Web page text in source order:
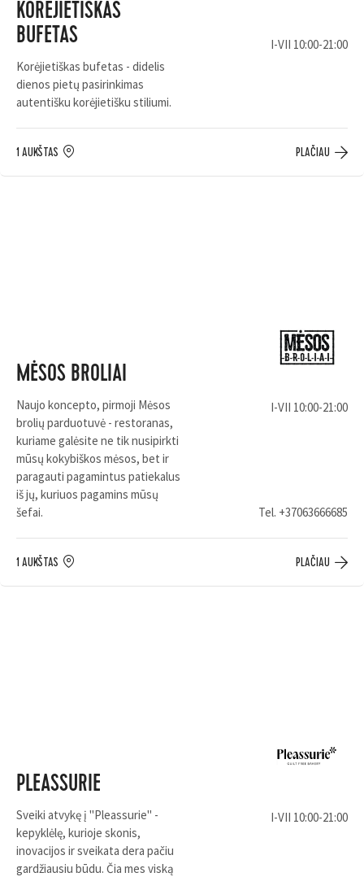
KORĖJIETIŠKAS
BUFETAS
Korėjietiškas bufetas - didelis
dienos pietų pasirinkimas
autentišku korėjietišku stiliumi.
I-VII 10:00-21:00
1 AUKŠTAS PLAČIAU
MĖSOS BROLIAI
Naujo koncepto, pirmoji Mėsos
brolių parduotuvė - restoranas,
kuriame galėsite ne tik nusipirkti
mūsų kokybiškos mėsos, bet ir
paragauti pagamintus patiekalus
iš jų, kuriuos pagamins mūsų
šefai.
I-VII 10:00-21:00
Tel. +37063666685
1 AUKŠTAS PLAČIAU
PLEASSURIE
Sveiki atvykę į "Pleassurie" -
kepyklėlę, kurioje skonis,
inovacijos ir sveikata dera pačiu
gardžiausiu būdu. Čia mes viską
I-VII 10:00-21:00